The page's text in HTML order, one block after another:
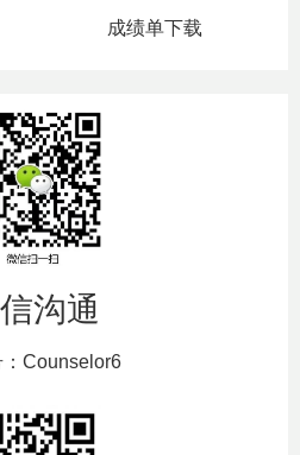
成绩单下载
沟通
Counselor6